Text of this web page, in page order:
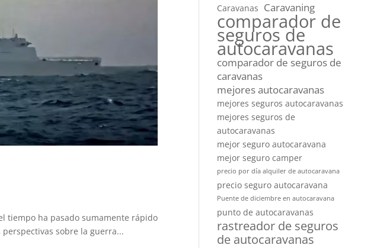
tiempo ha pasado sumamente rápido
sobre la guerra...
Caravanas Caravaning
comparador de
seguros de
autocaravanas
comparador de seguros de
caravanas
mejores autocaravanas
mejores seguros autocaravanas
mejores seguros de
autocaravanas
mejor seguro autocaravana
mejor seguro camper
precio por día alquiler de autocaravana
precio seguro autocaravana
Puente de diciembre en autocaravana
punto de autocaravanas
rastreador de seguros
de autocaravanas